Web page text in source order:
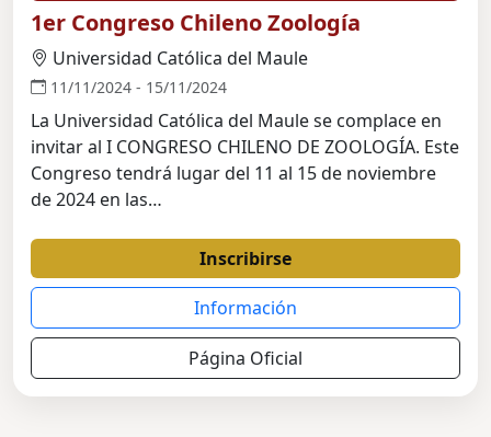
1er Congreso Chileno Zoología
Universidad Católica del Maule
11/11/2024 - 15/11/2024
La Universidad Católica del Maule se complace en
invitar al I CONGRESO CHILENO DE ZOOLOGÍA. Este
Congreso tendrá lugar del 11 al 15 de noviembre
de 2024 en las…
Inscribirse
Información
Página Oficial